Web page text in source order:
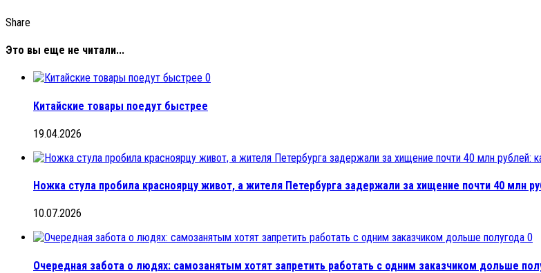
Share
Это вы еще не читали...
0
Китайские товары поедут быстрее
19.04.2026
Ножка стула пробила красноярцу живот, а жителя Петербурга задержали за хищение почти 40 млн
10.07.2026
0
Очередная забота о людях: самозанятым хотят запретить работать с одним заказчиком дольше